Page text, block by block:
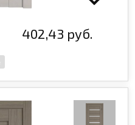
402,43 руб.